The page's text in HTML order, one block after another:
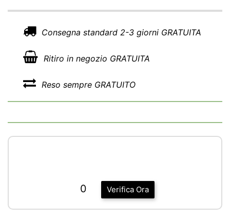
Consegna standard 2-3 giorni GRATUITA
Ritiro in negozio GRATUITA
Reso sempre GRATUITO
Verifica Ora
0